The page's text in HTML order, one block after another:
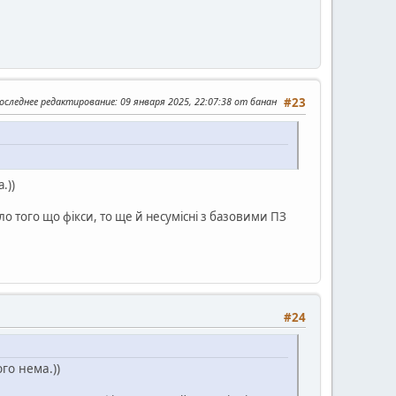
#23
редактирование: 09 января 2025, 22:07:38 от банан
того що фікси, то ще й несумісні з базовими ПЗ
#24
нема.))